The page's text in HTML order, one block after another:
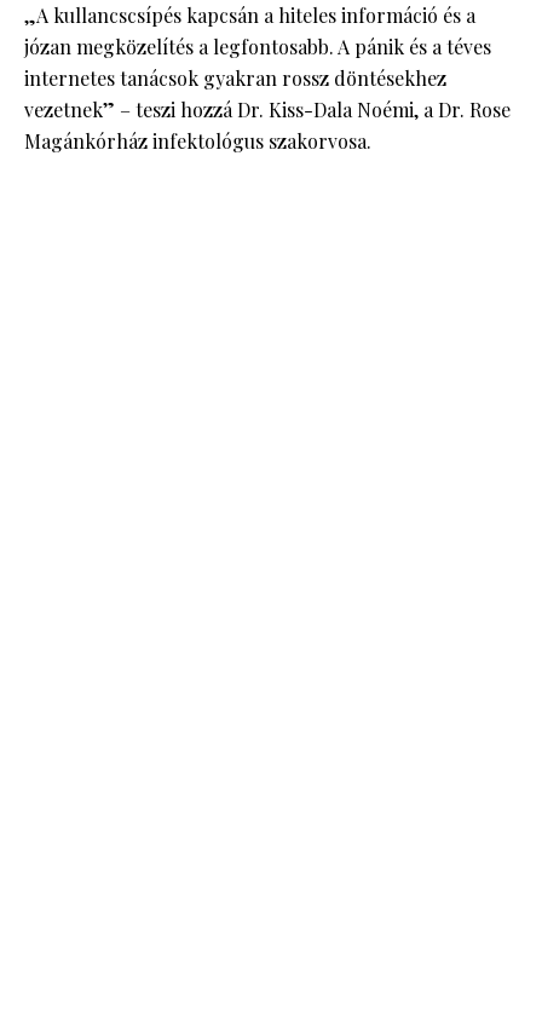
„A kullancscsípés kapcsán a hiteles információ és a
józan megközelítés a legfontosabb. A pánik és a téves
internetes tanácsok gyakran rossz döntésekhez
vezetnek” – teszi hozzá Dr. Kiss-Dala Noémi, a Dr. Rose
Magánkórház infektológus szakorvosa.